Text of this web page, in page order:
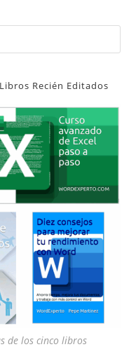
Recién Editados
de los cinco libros